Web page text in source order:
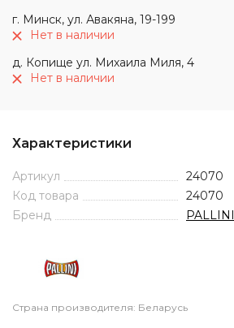
г. Минск, ул. Авакяна, 19-199
Нет в наличии
д. Копище ул. Михаила Миля, 4
Нет в наличии
Характеристики
Артикул
24070
Код товара
24070
Бренд
PALLINI
Страна производителя: Беларусь